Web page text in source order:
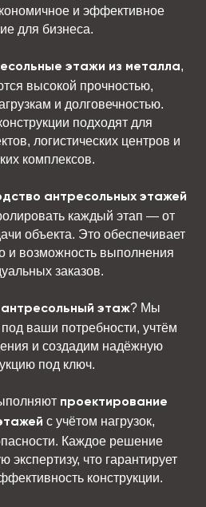
и эффективное
для бизнеса.
этажи из металла,
высокой прочностью,
и долговечностью.
подходят для
логистических центров и
комплексов.
антресольных этажей
каждый этап — от
объекта. Это обеспечивает
и возможность выполнения
заказов.
антресольный этаж? Мы
ваши потребности, учтём
и создадим надёжную
под ключ.
проектирование
с учётом нагрузок,
Каждое решение
экспертизу, что гарантирует
конструкции.